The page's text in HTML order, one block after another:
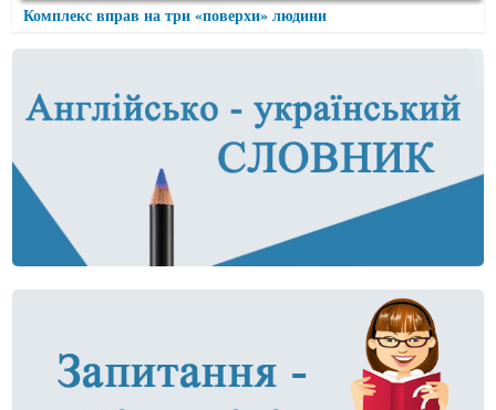
Комплекс вправ на три «поверхи» людини